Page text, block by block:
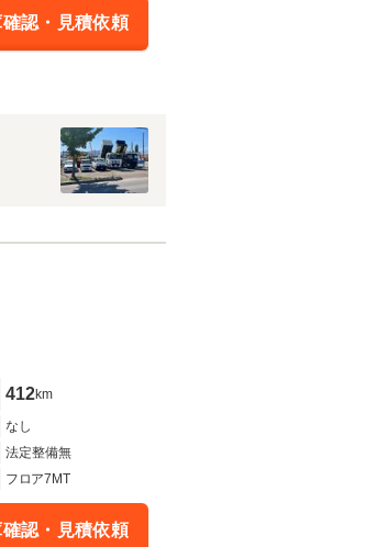
認・見積依頼
412km
なし
法定整備無
フロア7MT
認・見積依頼